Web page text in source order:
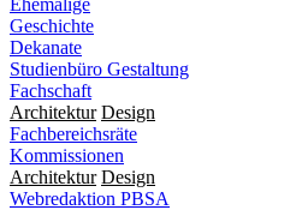
Geschichte
Dekanate
Studienbüro Gestaltung
Fachschaft
Architektur Design
Fachbereichsräte
Kommissionen
Architektur Design
Webredaktion PBSA